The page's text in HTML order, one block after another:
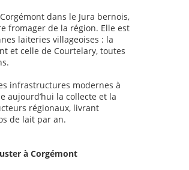
dans le Jura bernois,
fromager de la région. Elle est
laiteries villageoises : la
et celle de Courtelary, toutes
infrastructures modernes à
aujourd’hui la collecte et la
régionaux, livrant
de lait par an.
à Corgémont